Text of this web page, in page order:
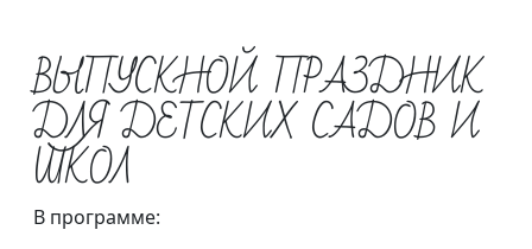
ВЫПУСКНОЙ ПРАЗДНИК
ДЛЯ ДЕТСКИХ САДОВ И
ШКОЛ
В программе: